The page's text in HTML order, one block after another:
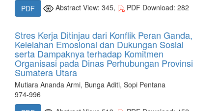
PDF
Abstract View: 345, PDF Download: 282
Stres Kerja Ditinjau dari Konflik Peran Ganda,
Kelelahan Emosional dan Dukungan Sosial
serta Dampaknya terhadap Komitmen
Organisasi pada Dinas Perhubungan Provinsi
Sumatera Utara
Mutiara Ananda Armi, Bunga Aditi, Sopi Pentana
974-996